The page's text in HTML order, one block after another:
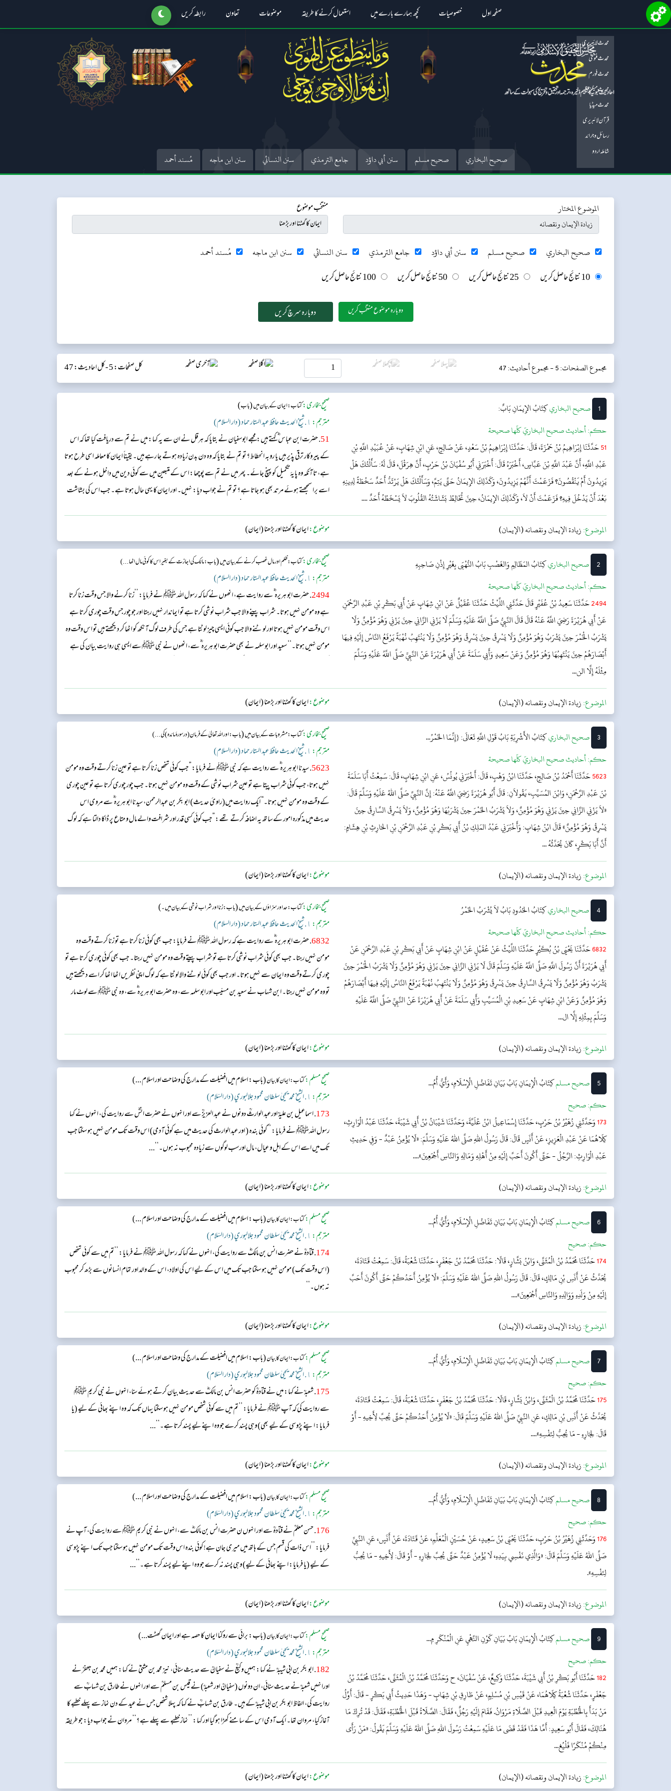
صفحہ اول خصوصیات کچھ ہمارے بارے میں استعمال کرنے کا طریقہ موضوعات تعاون رابطہ کریں
محدث لائبریری
محدث فتویٰ
محدث فورم
محدث میگزین
محدث میڈیا
قرآن لائبریری
رسائل و جرائد
شاملہ اردو
صحيح البخاري صحيح مسلم سنن أبي داؤد جامع الترمذي سنن النسائي سنن ابن ماجه مُسند أحمد
الموضوع المختار منتخب موضوع
صحيح البخاري صحيح مسلم سنن أبي داؤد جامع الترمذي سنن النسائي سنن ابن ماجه
مُسند أحمد
10 نتائج حاصل کریں
25 نتائج حاصل کریں 50 نتائج حاصل کریں 100 نتائج حاصل کریں
دوبارہ موضوع منتخب کریں
مجموع الصفحات: 5 - مجموع أحاديث: 47 کل صفحات: 5 - کل احادیث: 47
1 ‌‌صحيح البخاريكِتَابُ الإِيمَانِبَابٌ:
حکم:أحاديث صحيح البخاريّ كلّها صحيحة
51حَدَّثَنَا إِبْرَاهِيمُ بْنُ حَمْزَةَ، قَالَ: حَدَّثَنَا إِبْرَاهِيمُ بْنُ سَعْدٍ، عَنْ صَالِحٍ، عَنِ ابْنِ شِهَابٍ، عَنْ عُبَيْدِ اللَّهِ بْنِ
عَبْدِ اللَّهِ، أَنَّ عَبْدَ اللَّهِ بْنَ عَبَّاسٍ، أَخْبَرَهُ قَالَ: أَخْبَرَنِي أَبُو سُفْيَانَ بْنُ حَرْبٍ، أَنَّ هِرَقْلَ، قَالَ لَهُ: سَأَلْتُكَ هَلْ
يَزِيدُونَ أَمْ يَنْقُصُونَ؟ فَزَعَمْتَ أَنَّهُمْ يَزِيدُونَ، وَكَذَلِكَ الإِيمَانُ حَتَّى يَتِمَّ، وَسَأَلْتُكَ هَلْ يَرْتَدُّ أَحَدٌ سَخْطَةً لِدِينِهِ
بَعْدَ أَنْ يَدْخُلَ فِيهِ؟ فَزَعَمْتَ أَنْ لاَ، وَكَذَلِكَ الإِيمَانُ، حِينَ تُخَالِطُ بَشَاشَتُهُ القُلُوبَ لاَ يَسْخَطُهُ أَحَدٌ ....
صحیح بخاری:کتاب: ایمان کے بیان میں(باب)
مترجم: ١. شیخ الحدیث حافظ عبد الستار حماد (دار السلام)
51 . حضرت ابن عباس ؓ کہتے ہیں: مجھے ابوسفیان نے بتایا کہ ہرقل نے ان سے یہ کہا: میں نے تم سے دریافت کیا تھا کہ اس
کے پیروکار ترقی پذیر ہیں یا روبہ انحطاط؟ تو تم نے بتایا کہ وہ دن بدن زیادہ ہوتے جا رہے ہیں۔ یقیناً ایمان کا معاملہ اسی طرح ہوتا
ہے، تا آنکہ وہ پایۂ تکمیل کو پہنچ جائے۔ پھر میں نے تم سے پوچھا: اس کے متبعین میں سے کوئی دین میں داخل ہونے کے بعد
اسے برا سمجھتے ہوئے مرتد بھی ہو جاتا ہے؟ تو تم نے جواب دیا: نہیں۔ اور ایمان کا یہی حال ہوتا ہے۔ جب اس کی بشاشت
الموضوع:زيادة الإيمان ونقصانه (الإيمان) موضوع:ایمان کا گھٹنا اور بڑھنا (ایمان)
2 ‌‌صحيح البخاريكِتَابُ المَظَالِمِ وَالغَصْبِبَابُ النُّهْبَى بِغَيْرِ إِذْنِ صَاحِبِهِ
حکم:أحاديث صحيح البخاريّ كلّها صحيحة
2494حَدَّثَنَا سَعِيدُ بْنُ عُفَيْرٍ قَالَ حَدَّثَنِي اللَّيْثُ حَدَّثَنَا عُقَيْلٌ عَنْ ابْنِ شِهَابٍ عَنْ أَبِي بَكْرِ بْنِ عَبْدِ الرَّحْمَنِ
عَنْ أَبِي هُرَيْرَةَ رَضِيَ اللَّهُ عَنْهُ قَالَ قَالَ النَّبِيُّ صَلَّى اللَّهُ عَلَيْهِ وَسَلَّمَ لَا يَزْنِي الزَّانِي حِينَ يَزْنِي وَهُوَ مُؤْمِنٌ وَلَا
يَشْرَبُ الْخَمْرَ حِينَ يَشْرَبُ وَهُوَ مُؤْمِنٌ وَلَا يَسْرِقُ حِينَ يَسْرِقُ وَهُوَ مُؤْمِنٌ وَلَا يَنْتَهِبُ نُهْبَةً يَرْفَعُ النَّاسُ إِلَيْهِ فِيهَا
أَبْصَارَهُمْ حِينَ يَنْتَهِبُهَا وَهُوَ مُؤْمِنٌ وَعَنْ سَعِيدٍ وَأَبِي سَلَمَةَ عَنْ أَبِي هُرَيْرَةَ عَنْ النَّبِيِّ صَلَّى اللَّهُ عَلَيْهِ وَسَلَّمَ
مِثْلَهُ إِلَّا الن...
صحیح بخاری:کتاب: ظلم اور مال غصب کرنے کے بیان میں(باب : مالک کی اجازت کے بغیر اس کا کوئی مال اٹھا...)
مترجم: ١. شیخ الحدیث حافظ عبد الستار حماد (دار السلام)
2494. حضرت ابو ہریرہ ؓ سے روایت ہے، انھوں نے کہا کہ رسول اللہ ﷺ نے فرمایا: ’’زنا کرنے والا جس وقت زنا کرتا
ہے وہ مومن نہیں ہوتا۔ شراب پینے والا جب شراب نوشی کرتا ہے تو ایماندار نہیں رہتا اور جو چور جس وقت چوری کرتا ہے
اس وقت مومن نہیں ہوتا اور لوٹنے والا جب کوئی ایسی چیز لوٹتا ہے جس کی طرف لوگ آنکھ کو اٹھا کر دیکھتے ہیں تو اس وقت وہ
مومن نہیں ہوتا۔‘‘ سعید اور ابو سلمہ نے بھی حضرت ابو ہریرہ ؓ سے، انھوں نے نبی ﷺ سے ایسی ہی روایت بیان کی ہے
الموضوع:زيادة الإيمان ونقصانه (الإيمان) موضوع:ایمان کا گھٹنا اور بڑھنا (ایمان)
3 ‌‌صحيح البخاريكِتَابُ الأَشْرِبَةِبَابُ قَوْلِ اللَّهِ تَعَالَى: {إِنَّمَا الخَمْرُ...
حکم:أحاديث صحيح البخاريّ كلّها صحيحة
5623حَدَّثَنَا أَحْمَدُ بْنُ صَالِحٍ، حَدَّثَنَا ابْنُ وَهْبٍ، قَالَ: أَخْبَرَنِي يُونُسُ، عَنِ ابْنِ شِهَابٍ، قَالَ: سَمِعْتُ أَبَا سَلَمَةَ
بْنَ عَبْدِ الرَّحْمَنِ، وَابْنَ المُسَيِّبِ، يَقُولاَنِ: قَالَ أَبُو هُرَيْرَةَ رَضِيَ اللَّهُ عَنْهُ: إِنَّ النَّبِيَّ صَلَّى اللهُ عَلَيْهِ وَسَلَّمَ قَالَ:
«لاَ يَزْنِي الزَّانِي حِينَ يَزْنِي وَهُوَ مُؤْمِنٌ، وَلاَ يَشْرَبُ الخَمْرَ حِينَ يَشْرَبُهَا وَهُوَ مُؤْمِنٌ، وَلاَ يَسْرِقُ السَّارِقُ حِينَ
يَسْرِقُ وَهُوَ مُؤْمِنٌ» قَالَ ابْنُ شِهَابٍ: وَأَخْبَرَنِي عَبْدُ المَلِكِ بْنُ أَبِي بَكْرِ بْنِ عَبْدِ الرَّحْمَنِ بْنِ الحَارِثِ بْنِ هِشَامٍ:
أَنَّ أَبَا بَكْرٍ، كَانَ يُحَدِّثُهُ ...
صحیح بخاری:کتاب: مشروبات کے بیان میں(باب:اور اللہ تعالیٰ کے فرمان(درسورۂ مائدہ) کی ...)
مترجم: ١. شیخ الحدیث حافظ عبد الستار حماد (دار السلام)
5623 . سیدنا ابو ہریرہ ؓ سے روایت ہے کہ نبی ﷺ نے فرمایا: ”جب کوئی شخص زنا کرتا ہے تو عین زنا کرتے وقت وہ مومن
نہیں ہوتا، جب کوئی شراب پیتا ہے تو عین شراب نوشی کے وقت وہ مومن نہیں ہوتا۔ جب چور چوری کرتا ہے تو عین چوری
کے وقت وہ مومن نہیں ہوتا۔“ ایک روایت میں(راوئ حدیث) ابو بکر بن عبدالرحمن، سیدنا ابو ہریرہ ؓ سے مروی اس
حدیث میں مذکورہ امور کے ساتھ یہ اضافہ کرتے تھے: ”جب کوئی کسی قدر اور شرافت والے مال و متاع پر ڈاکا دالتا ہے کہ لوگ
الموضوع:زيادة الإيمان ونقصانه (الإيمان) موضوع:ایمان کا گھٹنا اور بڑھنا (ایمان)
4 ‌‌صحيح البخاريكِتَابُ الحُدُودِبَابُ لاَ يُشْرَبُ الخَمْرُ
حکم:أحاديث صحيح البخاريّ كلّها صحيحة
6832حَدَّثَنَا يَحْيَى بْنُ بُكَيْرٍ حَدَّثَنَا اللَّيْثُ عَنْ عُقَيْلٍ عَنْ ابْنِ شِهَابٍ عَنْ أَبِي بَكْرِ بْنِ عَبْدِ الرَّحْمَنِ عَنْ
أَبِي هُرَيْرَةَ أَنَّ رَسُولَ اللَّهِ صَلَّى اللَّهُ عَلَيْهِ وَسَلَّمَ قَالَ لَا يَزْنِي الزَّانِي حِينَ يَزْنِي وَهُوَ مُؤْمِنٌ وَلَا يَشْرَبُ الْخَمْرَ حِينَ
يَشْرَبُ وَهُوَ مُؤْمِنٌ وَلَا يَسْرِقُ السَّارِقُ حِينَ يَسْرِقُ وَهُوَ مُؤْمِنٌ وَلَا يَنْتَهِبُ نُهْبَةً يَرْفَعُ النَّاسُ إِلَيْهِ فِيهَا أَبْصَارَهُمْ
وَهُوَ مُؤْمِنٌ وَعَنْ ابْنِ شِهَابٍ عَنْ سَعِيدِ بْنِ الْمُسَيَّبِ وَأَبِي سَلَمَةَ عَنْ أَبِي هُرَيْرَةَ عَنْ النَّبِيِّ صَلَّى اللَّهُ عَلَيْهِ
وَسَلَّمَ بِمِثْلِهِ إِلَّا ال...
صحیح بخاری:کتاب: حد اور سزاؤں کے بیان میں(باب : زنا اور شراب نوشی کے بیان میں ۔)
مترجم: ١. شیخ الحدیث حافظ عبد الستار حماد (دار السلام)
6832. حضرت ابو ہریرہ ؓ سے روایت ہے کہ رسول اللہ ﷺ نے فرمایا: جب بھی کوئی زنا کرتا ہے تو زنا کرتے وقت وہ
مومن نہیں رہتا۔ جب بھی کوئی شراب نوشی کرتا ہے تو شراب پیتے وقت وہ مومن نہیں رہتا۔ جب بھی کوئی چوری کرتا ہے تو
چوری کرتے وقت وہ ایمان سے نہیں ہوتا۔ اور جب بھی کوئی لوٹنے والا لوٹتا ہے کہ لوگ اپنی نظریں اٹھا اٹھا کر اسے دیکھتے ہیں
تو وہ مومن نہیں رہتا۔ ابن شہاب نے سعید بن مسیّب اور ابو سلمہ سے، وہ حضرت ابو ہریرہ ؓ سے، وہ نبی ﷺ سے لوٹ مار
الموضوع:زيادة الإيمان ونقصانه (الإيمان) موضوع:ایمان کا گھٹنا اور بڑھنا (ایمان)
5 ‌صحيح مسلمكِتَابُ الْإِيمَانِبَابُ بَيَانِ تَفَاضُلِ الْإِسْلَامِ، وَأَيُّ أُمُ...
حکم:صحیح
173وَحَدَّثَنِي زُهَيْرُ بْنُ حَرْبٍ، حَدَّثَنَا إِسْمَاعِيلُ ابْنُ عُلَيَّةَ، وَحَدَّثَنَا شَيْبَانُ بْنُ أَبِي شَيْبَةَ، حَدَّثَنَا عَبْدُ الْوَارِثِ،
كِلَاهُمَا عَنْ عَبْدِ الْعَزِيزِ، عَنْ أَنَسٍ قَالَ: قَالَ رَسُولُ اللهِ صَلَّى اللهُ عَلَيْهِ وَسَلَّمَ: «لَا يُؤْمِنُ عَبْدٌ - وَفِي حَدِيثِ
عَبْدِ الْوَارِثِ: الرَّجُلُ - حَتَّى أَكُونَ أَحَبَّ إِلَيْهِ مِنْ أَهْلِهِ وَمَالِهِ وَالنَّاسِ أَجْمَعِينَ»....
صحیح مسلم:کتاب: ایمان کا بیان(باب: اسلام میں افضیلت کے مدارج کی وضاحت اور اسلام ...)
مترجم: ١. الشيخ محمد يحيىٰ سلطان محمود جلالبوري (دار السّلام)
173 . اسماعیل بن علیہؒ اورعبد الوارثؒ دونوں نے عبد العزیزؒ سے اور انہوں نے حضرت انسؓ سے روایت کی، انہوں نے کہا
رسول اللہﷺ نے فرمایا: ’’کوئی بندہ ( اور عبد الوارث کی حدیث میں ہے کوئی آدمی) اس وقت تک مومن نہیں ہو سکتا جب
تک میں اسے اس کے اہل و عیال، مال اورسب لوگوں سے زیادہ محبوب نہ ہوں۔‘‘...
الموضوع:زيادة الإيمان ونقصانه (الإيمان) موضوع:ایمان کا گھٹنا اور بڑھنا (ایمان)
6 ‌صحيح مسلمكِتَابُ الْإِيمَانِبَابُ بَيَانِ تَفَاضُلِ الْإِسْلَامِ، وَأَيُّ أُمُ...
حکم:صحیح
174حَدَّثَنَا مُحَمَّدُ بْنُ الْمُثَنَّى، وَابْنُ بَشَّارٍ، قَالَا: حَدَّثَنَا مُحَمَّدُ بْنُ جَعْفَرٍ، حَدَّثَنَا شُعْبَةُ، قَالَ: سَمِعْتُ قَتَادَةَ،
يُحَدِّثُ عَنْ أَنَسِ بْنِ مَالِكٍ، قَالَ: قَالَ رَسُولُ اللهِ صَلَّى اللهُ عَلَيْهِ وَسَلَّمَ: «لَا يُؤْمِنُ أَحَدُكُمْ حَتَّى أَكُونَ أَحَبَّ
إِلَيْهِ مِنْ وَلَدِهِ وَوَالِدِهِ وَالنَّاسِ أَجْمَعِينَ»....
صحیح مسلم:کتاب: ایمان کا بیان(باب: اسلام میں افضیلت کے مدارج کی وضاحت اور اسلام ...)
مترجم: ١. الشيخ محمد يحيىٰ سلطان محمود جلالبوري (دار السّلام)
174 . قتادہؒ نے حضرت انس بن مالکؓ سے روایت کی، انہوں نے کہا کہ رسول اللہ ﷺ نے فرمایا: ’’تم میں سے کوئی شخص
(اس وقت تک) مومن نہیں ہو سکتا جب تک میں اس کے لیے اس کی اولاد، اس کے والد اور تمام انسانوں سے بڑھ کر محبوب
نہ ہوں۔‘‘
الموضوع:زيادة الإيمان ونقصانه (الإيمان) موضوع:ایمان کا گھٹنا اور بڑھنا (ایمان)
7 ‌صحيح مسلمكِتَابُ الْإِيمَانِبَابُ بَيَانِ تَفَاضُلِ الْإِسْلَامِ، وَأَيُّ أُمُ...
حکم:صحیح
175حَدَّثَنَا مُحَمَّدُ بْنُ الْمُثَنَّى، وَابْنُ بَشَّارٍ، قَالَا: حَدَّثَنَا مُحَمَّدُ بْنُ جَعْفَرٍ، حَدَّثَنَا شُعْبَةُ، قَالَ: سَمِعْتُ قَتَادَةَ،
يُحَدِّثُ عَنْ أَنَسِ بْنِ مَالِكٍ، عَنِ النَّبِيِّ صَلَّى اللهُ عَلَيْهِ وَسَلَّمَ قَالَ: «لَا يُؤْمِنُ أَحَدُكُمْ حَتَّى يُحِبَّ لِأَخِيهِ - أَوْ
قَالَ: لِجَارِهِ - مَا يُحِبُّ لِنَفْسِهِ»....
صحیح مسلم:کتاب: ایمان کا بیان(باب: اسلام میں افضیلت کے مدارج کی وضاحت اور اسلام ...)
مترجم: ١. الشيخ محمد يحيىٰ سلطان محمود جلالبوري (دار السّلام)
175 . شعبہؒ نے کہا: میں نے قتادہؒ کو حضرت انس بن مالکؓ سے حدیث بیان کرتے ہوئے سنا، انہوں نے نبی کریم ﷺ
سے روایت کی کہ آپ ﷺ نے فرمایا: ’’تم میں سے کوئی شخص مومن نہیں ہو سکتا یہاں تک کہ وہ اپنے بھائی کے لیے (یا
فرمایا: اپنے پڑوسی کے لیے بھی) وہی پسند کرے جو وہ اپنے لیے پسند کرتا ہے۔‘‘...
الموضوع:زيادة الإيمان ونقصانه (الإيمان) موضوع:ایمان کا گھٹنا اور بڑھنا (ایمان)
8 ‌صحيح مسلمكِتَابُ الْإِيمَانِبَابُ بَيَانِ تَفَاضُلِ الْإِسْلَامِ، وَأَيُّ أُمُ...
حکم:صحیح
176وَحَدَّثَنِي زُهَيْرُ بْنُ حَرْبٍ، حَدَّثَنَا يَحْيَى بْنُ سَعِيدٍ، عَنْ حُسَيْنٍ الْمُعَلِّمِ، عَنْ قَتَادَةَ، عَنْ أَنَسٍ، عَنِ النَّبِيِّ
صَلَّى اللهُ عَلَيْهِ وَسَلَّمَ قَالَ: «وَالَّذِي نَفْسِي بِيَدِهِ، لَا يُؤْمِنُ عَبْدٌ حَتَّى يُحِبَّ لِجَارِهِ - أَوْ قَالَ: لِأَخِيهِ - مَا يُحِبُّ
لِنَفْسِهِ».
صحیح مسلم:کتاب: ایمان کا بیان(باب: اسلام میں افضیلت کے مدارج کی وضاحت اور اسلام ...)
مترجم: ١. الشيخ محمد يحيىٰ سلطان محمود جلالبوري (دار السّلام)
176 . حسن معلمؒ نے قتادہؒ سے اور انہوں ن حضرت انس بن مالکؓ سے، انہوں نے نبی کریم ﷺ سے روایت کی، آپ نے
فرمایا: ’’اس ذات کی قسم جس کے ہاتھ میں میری جان ہے! کوئی بندہ اس وقت تک مومن نہیں ہو سکتا جب تک اپنے پڑوسی
کے لیے (یا فرمایا: اپنے بھائی کے لیے) وہی پسند نہ کرے جو وہ اپنے لیے پسند کرتا ہے۔‘‘...
الموضوع:زيادة الإيمان ونقصانه (الإيمان) موضوع:ایمان کا گھٹنا اور بڑھنا (ایمان)
9 ‌صحيح مسلمكِتَابُ الْإِيمَانِبَابُ بَيَانِ كَوْنِ النَّهْيِ عَنِ الْمُنْكَرِ مِ...
حکم:صحیح
182حَدَّثَنَا أَبُو بَكْرِ بْنُ أَبِي شَيْبَةَ، حَدَّثَنَا وَكِيعٌ، عَنْ سُفْيَانَ، ح وَحَدَّثَنَا مُحَمَّدُ بْنُ الْمُثَنَّى، حَدَّثَنَا مُحَمَّدُ بْنُ
جَعْفَرٍ، حَدَّثَنَا شُعْبَةُ كِلَاهُمَا، عَنْ قَيْسِ بْنِ مُسْلِمٍ، عَنْ طَارِقِ بْنِ شِهَابٍ - وَهَذَا حَدِيثُ أَبِي بَكْرٍ - قَالَ: أَوَّلُ
مَنْ بَدَأَ بِالْخُطْبَةِ يَوْمَ الْعِيدِ قَبْلَ الصَّلَاةِ مَرْوَانُ. فَقَامَ إِلَيْهِ رَجُلٌ، فَقَالَ: الصَّلَاةُ قَبْلَ الْخُطْبَةِ، فَقَالَ: قَدْ تُرِكَ مَا
هُنَالِكَ، فَقَالَ أَبُو سَعِيدٍ: أَمَّا هَذَا فَقَدْ قَضَى مَا عَلَيْهِ سَمِعْتُ رَسُولَ اللهِ صَلَّى اللهُ عَلَيْهِ وَسَلَّمَ يَقُولُ: «مَنْ رَأَى
مِنْكُمْ مُنْكَرًا فَلْيُغ...
صحیح مسلم:کتاب: ایمان کا بیان(باب: برائی سے روکنا ایمان کا حصہ ہے اور ایمان گھٹت...)
مترجم: ١. الشيخ محمد يحيىٰ سلطان محمود جلالبوري (دار السّلام)
182 . ابو بکر بن ابی شیبہؒ نے کہا: ہمیں وکیعؒ نے سفیانؒ سے حدیث سنائی، نیز محمد بن مثنیٰؒ نے کہا: ہمیں محمد بن جعفرؒ نے
اورانہیں شعبہؒ نے حدیث سنائی، ان دونوں (سفیانؒ اور شعبہؒ) نے قیس بن مسلمؒ سے اور انہوں نے طارق بن شہابؒ سے
روایت کی، الفاظ ابو بکر بن ابی شیبہؒ کے ہیں۔ طارق بن شہابؒ نے کہا کہ پہلا شخص جس نے عید کے دن نماز سے پہلے خطبے کا
آغاز کیا، مروان تھا۔ ایک آدمی اس کے سامنے کھڑا ہو گیا اور کہا: ’’نماز خطبے سے پہلے ہے؟‘‘ مروان نے جواب دیا: جو طریقہ
الموضوع:زيادة الإيمان ونقصانه (الإيمان) موضوع:ایمان کا گھٹنا اور بڑھنا (ایمان)